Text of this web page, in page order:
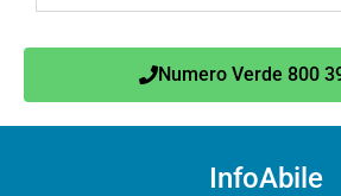
Numero Verde 800
InfoAbile